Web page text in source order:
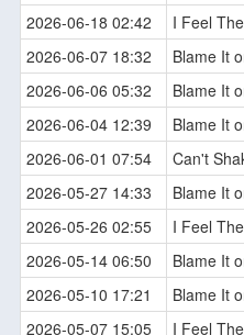
2026-06-18 02:42
I Feel
2026-06-07 18:32
Blame It
2026-06-06 05:32
Blame It
2026-06-04 12:39
Blame It
2026-06-01 07:54
Can't
2026-05-27 14:33
Blame It
2026-05-26 02:55
I Feel
2026-05-14 06:50
Blame It
2026-05-10 17:21
Blame It
2026-05-07 15:05
I Feel